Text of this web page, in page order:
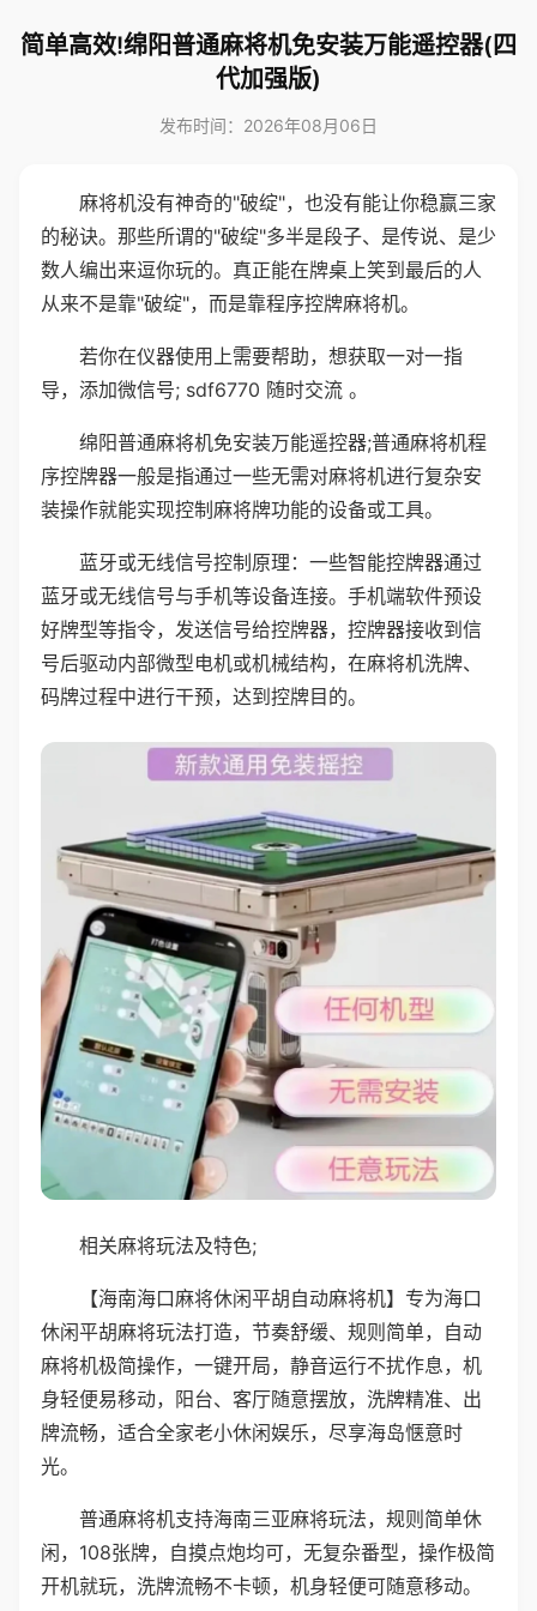
简单高效!绵阳普通麻将机免安装万能遥控器(四
代加强版)
发布时间：2026年08月06日
麻将机没有神奇的"破绽"，也没有能让你稳赢三家
的秘诀。那些所谓的"破绽"多半是段子、是传说、是少
数人编出来逗你玩的。真正能在牌桌上笑到最后的人
从来不是靠"破绽"，而是靠程序控牌麻将机。
若你在仪器使用上需要帮助，想获取一对一指
导，添加微信号; sdf6770 随时交流 。
绵阳普通麻将机免安装万能遥控器;普通麻将机程
序控牌器一般是指通过一些无需对麻将机进行复杂安
装操作就能实现控制麻将牌功能的设备或工具。
蓝牙或无线信号控制原理：一些智能控牌器通过
蓝牙或无线信号与手机等设备连接。手机端软件预设
好牌型等指令，发送信号给控牌器，控牌器接收到信
号后驱动内部微型电机或机械结构，在麻将机洗牌、
码牌过程中进行干预，达到控牌目的。
相关麻将玩法及特色;
【海南海口麻将休闲平胡自动麻将机】专为海口
休闲平胡麻将玩法打造，节奏舒缓、规则简单，自动
麻将机极简操作，一键开局，静音运行不扰作息，机
身轻便易移动，阳台、客厅随意摆放，洗牌精准、出
牌流畅，适合全家老小休闲娱乐，尽享海岛惬意时
光。
普通麻将机支持海南三亚麻将玩法，规则简单休
闲，108张牌，自摸点炮均可，无复杂番型，操作极简
开机就玩，洗牌流畅不卡顿，机身轻便可随意移动。